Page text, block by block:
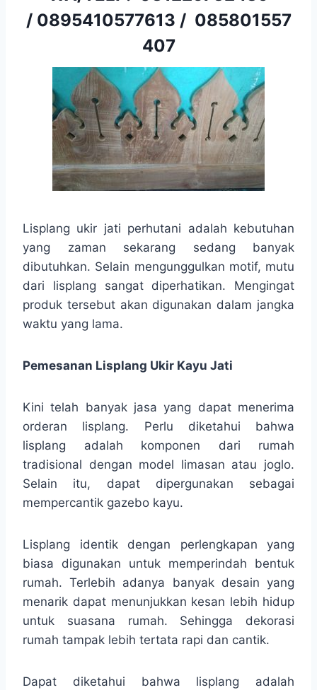
/ 0895410577613 / 085801557
407
Lisplang ukir jati perhutani adalah kebutuhan
yang zaman sekarang sedang banyak
dibutuhkan. Selain mengunggulkan motif, mutu
dari lisplang sangat diperhatikan. Mengingat
produk tersebut akan digunakan dalam jangka
waktu yang lama.
Pemesanan Lisplang Ukir Kayu Jati
Kini telah banyak jasa yang dapat menerima
orderan lisplang. Perlu diketahui bahwa
lisplang adalah komponen dari rumah
tradisional dengan model limasan atau joglo.
Selain itu, dapat dipergunakan sebagai
mempercantik gazebo kayu.
Lisplang identik dengan perlengkapan yang
biasa digunakan untuk memperindah bentuk
rumah. Terlebih adanya banyak desain yang
menarik dapat menunjukkan kesan lebih hidup
untuk suasana rumah. Sehingga dekorasi
rumah tampak lebih tertata rapi dan cantik.
Dapat diketahui bahwa lisplang adalah